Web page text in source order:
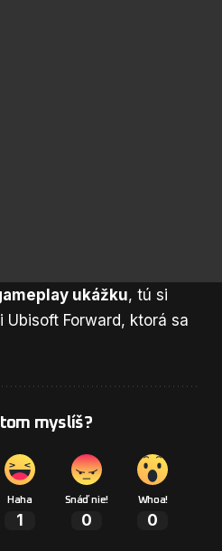
ukážku, tú si
Forward, ktorá sa
tom myslíš?
Haha
1
Snáď nie!
0
Whoa!
0